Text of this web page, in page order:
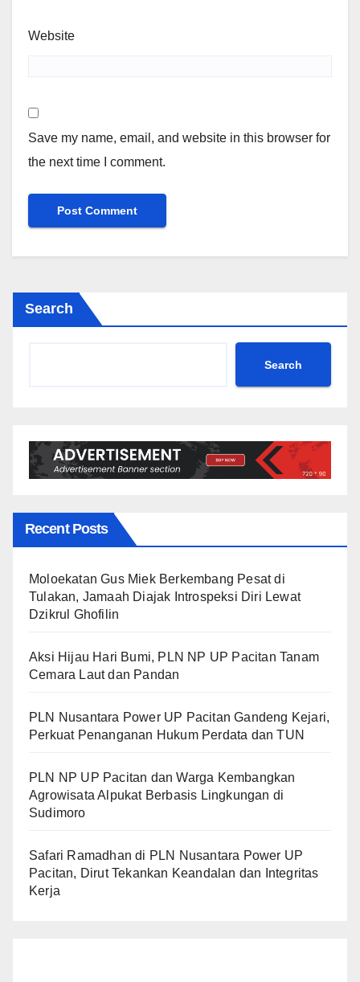
Website
Save my name, email, and website in this browser for
the next time I comment.
Search
Search
Recent Posts
Moloekatan Gus Miek Berkembang Pesat di
Tulakan, Jamaah Diajak Introspeksi Diri Lewat
Dzikrul Ghofilin
Aksi Hijau Hari Bumi, PLN NP UP Pacitan Tanam
Cemara Laut dan Pandan
PLN Nusantara Power UP Pacitan Gandeng Kejari,
Perkuat Penanganan Hukum Perdata dan TUN
PLN NP UP Pacitan dan Warga Kembangkan
Agrowisata Alpukat Berbasis Lingkungan di
Sudimoro
Safari Ramadhan di PLN Nusantara Power UP
Pacitan, Dirut Tekankan Keandalan dan Integritas
Kerja